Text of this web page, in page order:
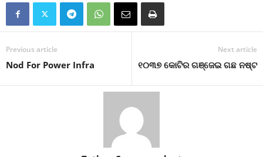
Previous article
Nod For Power Infra
Next article
୧୦୩୭ କୋଟିର ଗଞ୍ଜେଇ ଗଛ ନଷ୍ଟ